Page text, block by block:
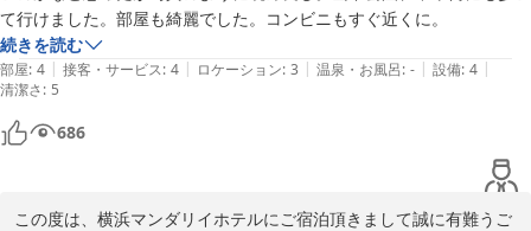
横浜マンダリンホテル
2026-07-13
て行けました。部屋も綺麗でした。コンビニもすぐ近くに。
続きを読む
部屋: 4 | 接客・サービス: 4 | ロケーション: 3 | 温泉・お風呂: - | 設備: 4 |
清潔さ: 5
686
この度は、横浜マンダリイホテルにご宿泊頂きまして誠に有難うご